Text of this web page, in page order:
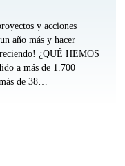
y acciones
año más y hacer
¿QUÉ HEMOS
a más de 1.700
de 38…